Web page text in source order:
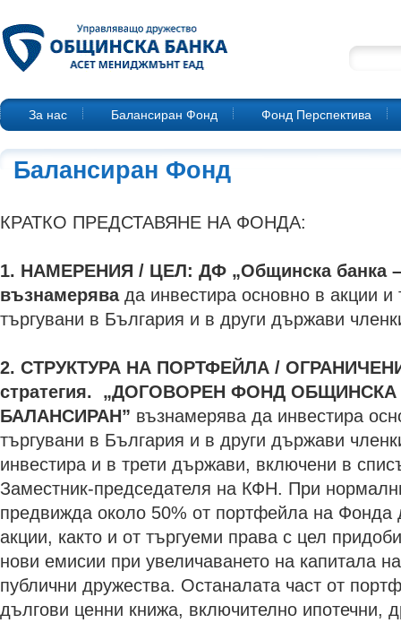
За нас Балансиран Фонд Фонд Перспектива
Балансиран Фонд
КРАТКО ПРЕДСТАВЯНЕ НА ФОНДА:
1. НАМЕРЕНИЯ / ЦЕЛ: ДФ „Общинска банка –
възнамерява да инвестира основно в акции и
търгувани в България и в други държави
2. СТРУКТУРА НА ПОРТФЕЙЛА /
стратегия. „ДОГОВОРЕН ФОНД ОБЩИНСКА
БАЛАНСИРАН” възнамерява да инвестира
търгувани в България и в други държави
инвестира и в трети държави, включени в
Заместник-председателя на КФН. При
предвижда около 50% от портфейла на Фонда
акции, както и от търгуеми права с цел
нови емисии при увеличаването на капитала
публични дружества. Останалата част от
дългови ценни книжа, включително ипотечни,